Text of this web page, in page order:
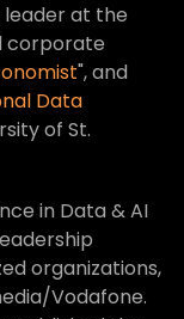
at the
corporate
", and
Data
of St.
in Data & AI
organizations,
Vodafone.